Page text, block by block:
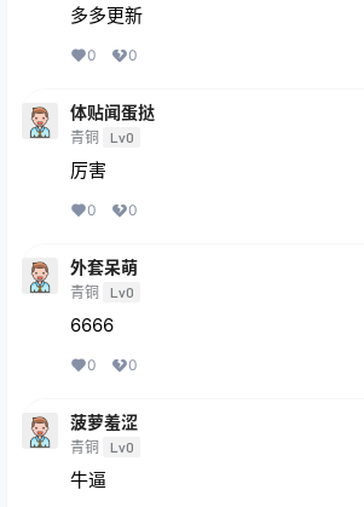
多多更新
0 0
体贴闻蛋挞
青铜 Lv0
厉害
0 0
外套呆萌
青铜 Lv0
6666
0 0
菠萝羞涩
青铜 Lv0
牛逼